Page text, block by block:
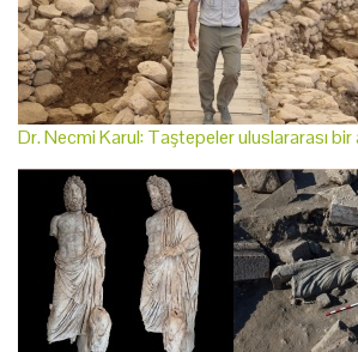
Dr. Necmi Karul: Taştepeler uluslararası bir